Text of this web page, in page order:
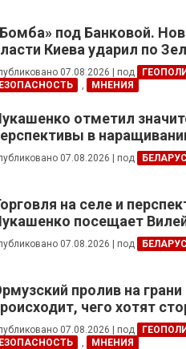
под Банковой.
Киева ударил по
07.08.2026 под
, МНЕНИЯ
отметил
в
проектов с
07.08.2026 под
на селе и
посещает
07.08.2026 под
пролив на
чего хотят
приведет?
07.08.2026 под
, МНЕНИЯ